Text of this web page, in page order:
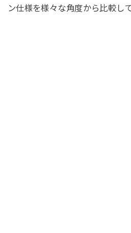
ン仕様を様々な角度から比較し